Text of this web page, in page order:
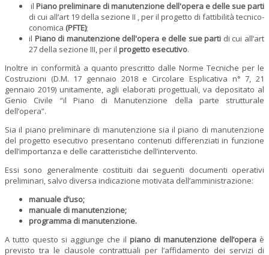
il Piano preliminare di manutenzione dell'opera e delle sue parti
di cui all’art 19 della sezione II , per il progetto di fattibilità tecnico-
conomica (PFTE);
il Piano di manutenzione dell'opera e delle sue parti di cui all’art
27 della sezione III, per il progetto esecutivo.
Inoltre in conformità a quanto prescritto dalle Norme Tecniche per le
Costruzioni (D.M. 17 gennaio 2018 e Circolare Esplicativa n° 7, 21
gennaio 2019) unitamente, agli elaborati progettuali, va depositato al
Genio Civile “il Piano di Manutenzione della parte strutturale
dell’opera”.
Sia il piano preliminare di manutenzione sia il piano di manutenzione
del progetto esecutivo presentano contenuti differenziati in funzione
dell’importanza e delle caratteristiche dell’intervento.
Essi sono generalmente costituiti dai seguenti documenti operativi
preliminari, salvo diversa indicazione motivata dell’amministrazione:
manuale d’uso;
manuale di manutenzione;
programma di manutenzione.
A tutto questo si aggiunge che il piano di manutenzione dell’opera è
previsto tra le clausole contrattuali per l’affidamento dei servizi di